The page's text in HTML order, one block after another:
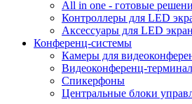
All in one - готовые
Контроллеры для LED
Аксессуары для LED
Конференц-системы
Камеры для
Видеоконференц-
Спикерфоны
Центральные блоки